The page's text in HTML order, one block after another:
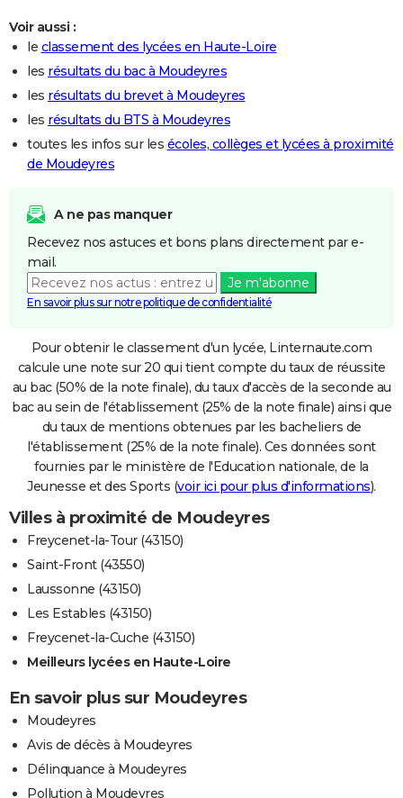
Voir aussi :
le classement des lycées en Haute-Loire
les résultats du bac à Moudeyres
les résultats du brevet à Moudeyres
les résultats du BTS à Moudeyres
toutes les infos sur les écoles, collèges et lycées à proximité
de Moudeyres
A ne pas manquer
Recevez nos astuces et bons plans directement par e-
mail.
Je m'abonne
En savoir plus sur notre politique de confidentialité
Pour obtenir le classement d'un lycée, Linternaute.com
calcule une note sur 20 qui tient compte du taux de réussite
au bac (50% de la note finale), du taux d'accès de la seconde au
bac au sein de l'établissement (25% de la note finale) ainsi que
du taux de mentions obtenues par les bacheliers de
l'établissement (25% de la note finale). Ces données sont
fournies par le ministère de l'Education nationale, de la
Jeunesse et des Sports (voir ici pour plus d'informations).
Villes à proximité de Moudeyres
Freycenet-la-Tour (43150)
Saint-Front (43550)
Laussonne (43150)
Les Estables (43150)
Freycenet-la-Cuche (43150)
Meilleurs lycées en Haute-Loire
En savoir plus sur Moudeyres
Moudeyres
Avis de décès à Moudeyres
Délinquance à Moudeyres
Pollution à Moudeyres